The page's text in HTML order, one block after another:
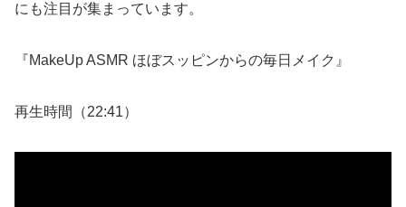
にも注目が集まっています。
『MakeUp ASMR ほぼスッピンからの毎日メイク』
再生時間（22:41）